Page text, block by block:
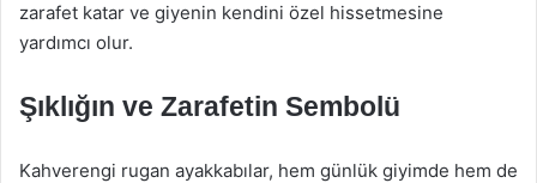
zarafet katar ve giyenin kendini özel hissetmesine
yardımcı olur.
Şıklığın ve Zarafetin Sembolü
Kahverengi rugan ayakkabılar, hem günlük giyimde hem de